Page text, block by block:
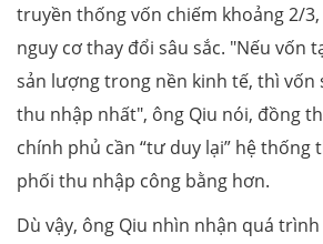
truyền thống vốn chiếm khoảng 2/
nguy cơ thay đổi sâu sắc. "Nếu vốn
sản lượng trong nền kinh tế, thì vốn
thu nhập nhất", ông Qiu nói, đồng
chính phủ cần “tư duy lại” hệ thống
phối thu nhập công bằng hơn.
Dù vậy, ông Qiu nhìn nhận quá